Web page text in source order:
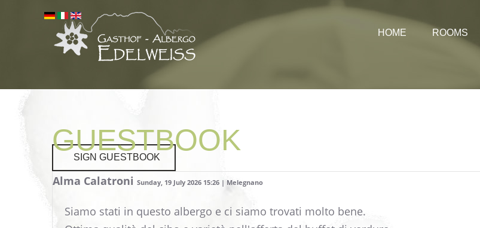
HOME ROOMS
GUESTBOOK
SIGN GUESTBOOK
Alma Calatroni Sunday, 19 July 2026 15:26 | Melegnano
Siamo stati in questo albergo e ci siamo trovati molto bene.